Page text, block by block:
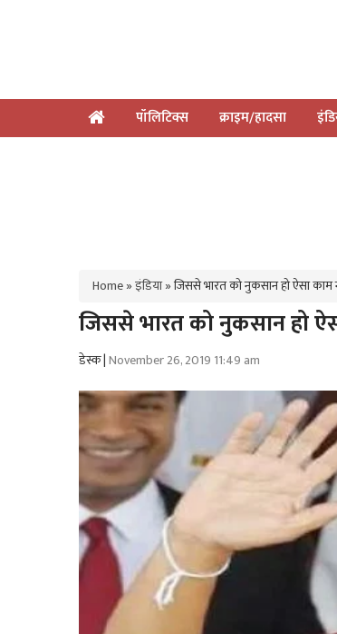
पॉलिटिक्स क्राइम/हादसा
Home»इंडिया»जिससे भारत को नुकसान हो ऐसा काम
जिससे भारत को नुकसान हो ऐसा
डेस्क |November 26, 2019 11:49 am